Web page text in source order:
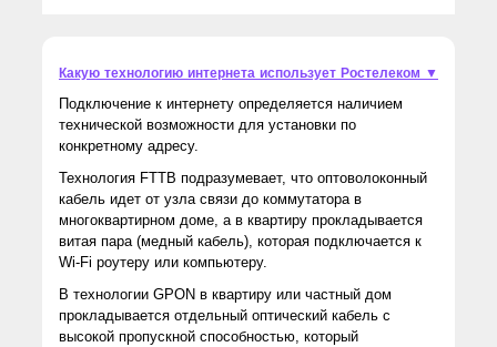
Какую технологию интернета использует Ростелеком ▼
Подключение к интернету определяется наличием
технической возможности для установки по
конкретному адресу.
Технология FTTB подразумевает, что оптоволоконный
кабель идет от узла связи до коммутатора в
многоквартирном доме, а в квартиру прокладывается
витая пара (медный кабель), которая подключается к
Wi-Fi роутеру или компьютеру.
В технологии GPON в квартиру или частный дом
прокладывается отдельный оптический кабель с
высокой пропускной способностью, который